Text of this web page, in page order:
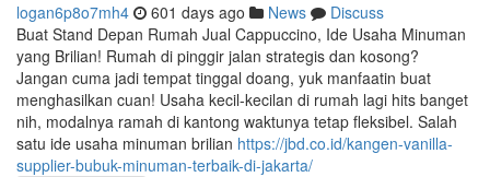
logan6p8o7mh4 601 days ago News
Discuss
Buat Stand Depan Rumah Jual Cappuccino, Ide Usaha Minuman
yang Brilian! Rumah di pinggir jalan strategis dan kosong?
Jangan cuma jadi tempat tinggal doang, yuk manfaatin buat
menghasilkan cuan! Usaha kecil-kecilan di rumah lagi hits banget
nih, modalnya ramah di kantong waktunya tetap fleksibel. Salah
satu ide usaha minuman brilian https://jbd.co.id/kangen-vanilla-
supplier-bubuk-minuman-terbaik-di-jakarta/